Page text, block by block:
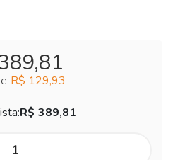
R$ 129,93
R$ 389,81